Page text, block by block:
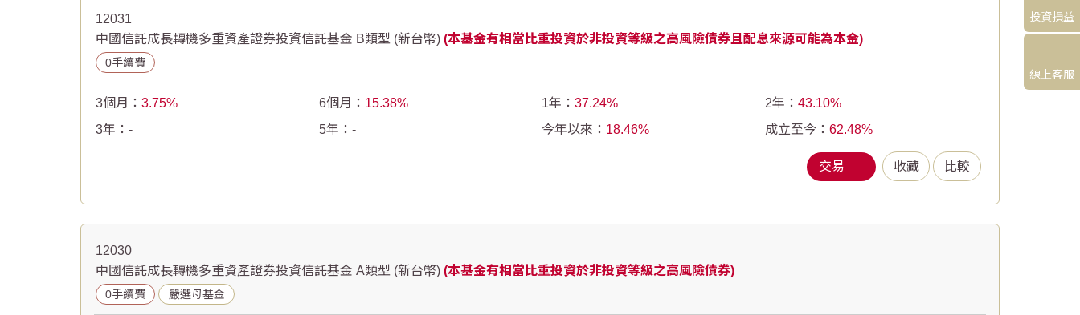
投資損益
線上客服
收藏 比較
12031
中國信託成長轉機多重資產證券投資信託基金 B類型 (新台幣) (本基金有相當比重投資於非投資等級之高風險債券且配息來源可能為本金)
0手續費
3個月： 3.75 6個月： 15.38 1年： 37.24 2年： 43.10
3年： - 5年： - 今年以來： 18.46 成立至今： 62.48
交易
12030
中國信託成長轉機多重資產證券投資信託基金 A類型 (新台幣) (本基金有相當比重投資於非投資等級之高風險債券)
0手續費 嚴選母基金